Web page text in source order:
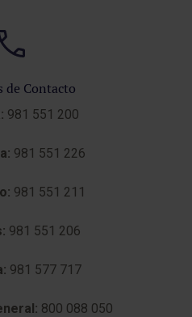
de Contacto
981 551 200
981 551 226
981 551 211
981 551 206​
981 577 717
800 088 050